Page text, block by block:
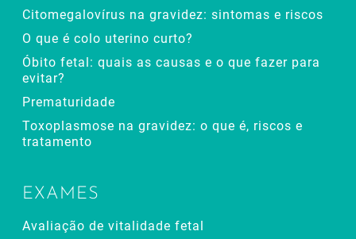
Citomegalovírus na gravidez: sintomas e riscos
O que é colo uterino curto?
Óbito fetal: quais as causas e o que fazer para
evitar?
Prematuridade
Toxoplasmose na gravidez: o que é, riscos e
tratamento
EXAMES
Avaliação de vitalidade fetal